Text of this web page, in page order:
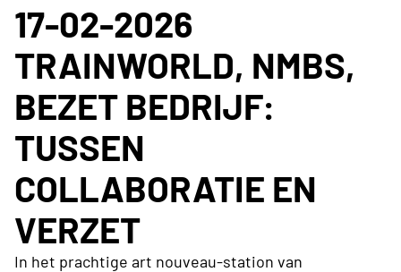
17-02-2026
TRAINWORLD, NMBS,
BEZET BEDRIJF:
TUSSEN
COLLABORATIE EN
VERZET
In het prachtige art nouveau-station van